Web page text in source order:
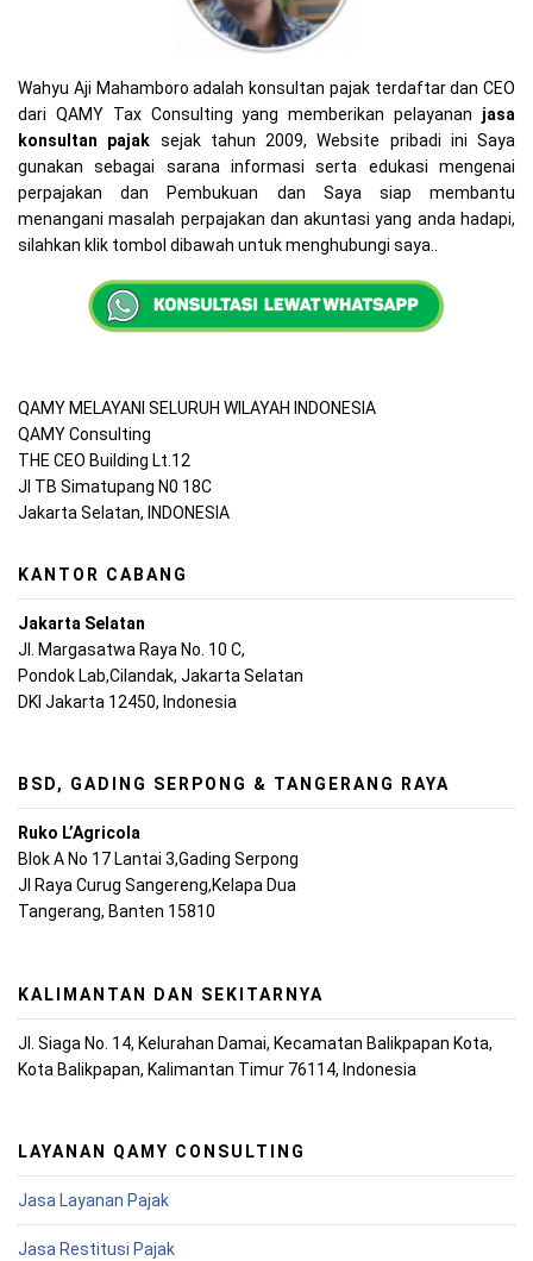
Wahyu Aji Mahamboro adalah konsultan pajak terdaftar dan CEO
dari QAMY Tax Consulting yang memberikan pelayanan jasa
konsultan pajak sejak tahun 2009, Website pribadi ini Saya
gunakan sebagai sarana informasi serta edukasi mengenai
perpajakan dan Pembukuan dan Saya siap membantu
menangani masalah perpajakan dan akuntasi yang anda hadapi,
silahkan klik tombol dibawah untuk menghubungi saya..
QAMY MELAYANI SELURUH WILAYAH INDONESIA
QAMY Consulting
THE CEO Building Lt.12
Jl TB Simatupang N0 18C
Jakarta Selatan, INDONESIA
KANTOR CABANG
Jakarta Selatan
Jl. Margasatwa Raya No. 10 C,
Pondok Lab,Cilandak, Jakarta Selatan
DKI Jakarta 12450, Indonesia
BSD, GADING SERPONG & TANGERANG RAYA
Ruko L’Agricola
Blok A No 17 Lantai 3,Gading Serpong
Jl Raya Curug Sangereng,Kelapa Dua
Tangerang, Banten 15810
KALIMANTAN DAN SEKITARNYA
Jl. Siaga No. 14, Kelurahan Damai, Kecamatan Balikpapan Kota,
Kota Balikpapan, Kalimantan Timur 76114, Indonesia
LAYANAN QAMY CONSULTING
Jasa Layanan Pajak
Jasa Restitusi Pajak